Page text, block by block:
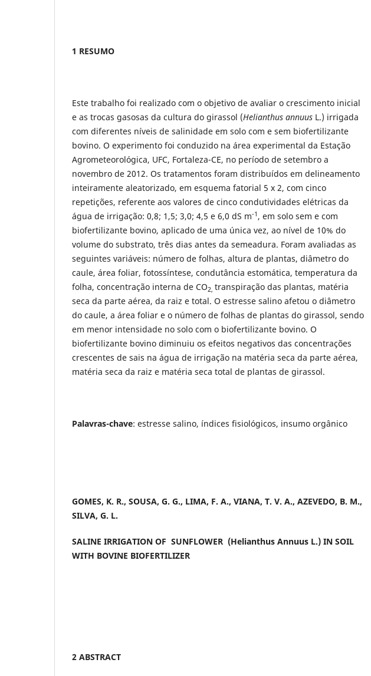
1 RESUMO
Este trabalho foi realizado com o objetivo de avaliar o crescimento inicial
e as trocas gasosas da cultura do girassol (Helianthus annuus L.) irrigada
com diferentes níveis de salinidade em solo com e sem biofertilizante
bovino. O experimento foi conduzido na área experimental da Estação
Agrometeorológica, UFC, Fortaleza-CE, no período de setembro a
novembro de 2012. Os tratamentos foram distribuídos em delineamento
inteiramente aleatorizado, em esquema fatorial 5 x 2, com cinco
repetições, referente aos valores de cinco condutividades elétricas da
água de irrigação: 0,8; 1,5; 3,0; 4,5 e 6,0 dS m-1 , em solo sem e com
biofertilizante bovino, aplicado de uma única vez, ao nível de 10% do
volume do substrato, três dias antes da semeadura. Foram avaliadas as
seguintes variáveis: número de folhas, altura de plantas, diâmetro do
caule, área foliar, fotossíntese, condutância estomática, temperatura da
folha, concentração interna de CO2, transpiração das plantas, matéria
seca da parte aérea, da raiz e total. O estresse salino afetou o diâmetro
do caule, a área foliar e o número de folhas de plantas do girassol, sendo
em menor intensidade no solo com o biofertilizante bovino. O
biofertilizante bovino diminuiu os efeitos negativos das concentrações
crescentes de sais na água de irrigação na matéria seca da parte aérea,
matéria seca da raiz e matéria seca total de plantas de girassol.
Palavras-chave: estresse salino, índices fisiológicos, insumo orgânico
GOMES, K. R., SOUSA, G. G., LIMA, F. A., VIANA, T. V. A., AZEVEDO, B. M.,
SILVA, G. L.
SALINE IRRIGATION OF SUNFLOWER (Helianthus Annuus L.) IN SOIL
WITH BOVINE BIOFERTILIZER
2 ABSTRACT